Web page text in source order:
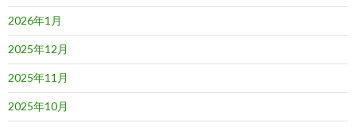
2026年1月
2025年12月
2025年11月
2025年10月